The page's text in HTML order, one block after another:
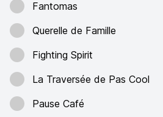
Fantomas
Querelle de Famille
Fighting Spirit
La Traversée de Pas Cool
Pause Café